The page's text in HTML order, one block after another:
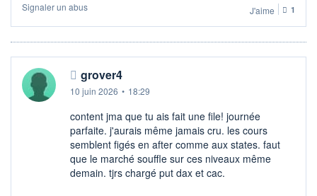
Signaler un abus J'aime 1
grover4
10 juin 2026 • 18:29
content jma que tu ais fait une file! journée
parfaite. j'aurais même jamais cru. les cours
semblent figés en after comme aux states. faut
que le marché souffle sur ces niveaux même
demain. tjrs chargé put dax et cac.